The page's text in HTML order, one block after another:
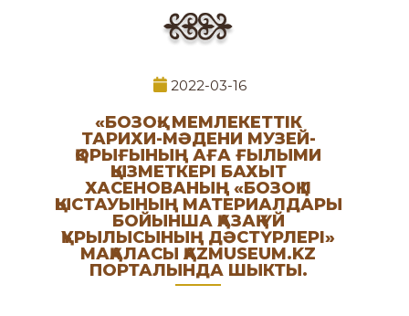
2022-03-16
«БОЗОҚ» МЕМЛЕКЕТТІК
ТАРИХИ-МӘДЕНИ МУЗЕЙ-
ҚОРЫҒЫНЫҢ АҒА ҒЫЛЫМИ
ҚЫЗМЕТКЕРІ БАХЫТ
ХАСЕНОВАНЫҢ «БОЗОҚ ІІ
ҚЫСТАУЫНЫҢ МАТЕРИАЛДАРЫ
БОЙЫНША ҚАЗАҚ ҮЙ
ҚҰРЫЛЫСЫНЫҢ ДӘСТҮРЛЕРІ»
МАҚАЛАСЫ ҚAZMUSEUM.KZ
ПОРТАЛЫНДА ШЫКТЫ.